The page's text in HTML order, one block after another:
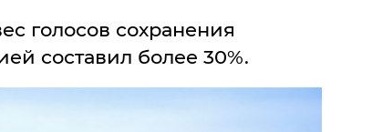
голосов сохранения
составил более 30%.